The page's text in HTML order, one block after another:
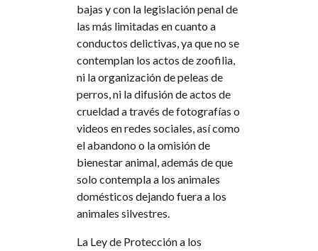
bajas y con la legislación penal de
las más limitadas en cuanto a
conductos delictivas, ya que no se
contemplan los actos de zoofilia,
ni la organización de peleas de
perros, ni la difusión de actos de
crueldad a través de fotografías o
videos en redes sociales, así como
el abandono o la omisión de
bienestar animal, además de que
solo contempla a los animales
domésticos dejando fuera a los
animales silvestres.
La Ley de Protección a los